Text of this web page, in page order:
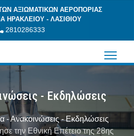
ΑΞΙΩΜΑΤΙΚΩΝ ΑΕΡΟΠΟΡΙΑΣ
ΗΡΑΚΛΕΙΟΥ - ΛΑΣΙΘΙΟΥ
2810286333
- Εκδηλώσεις
- Ανακοινώσεις - Εκδηλώσεις
την Εθνική Επέτειο της 28ης